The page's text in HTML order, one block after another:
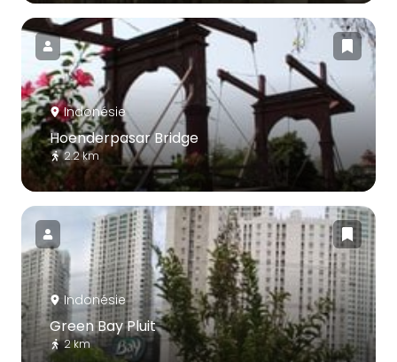
Indonésie
Hoenderpasar Bridge
2.2 km
Indonésie
Green Bay Pluit
2 km